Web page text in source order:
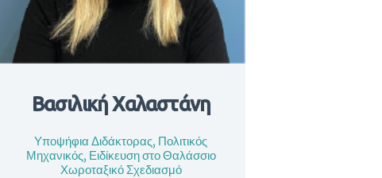
Βασιλική Χαλαστάνη
Υποψήφια Διδάκτορας, Πολιτικός
Μηχανικός, Ειδίκευση στο Θαλάσσιο
Χωροταξικό Σχεδιασμό